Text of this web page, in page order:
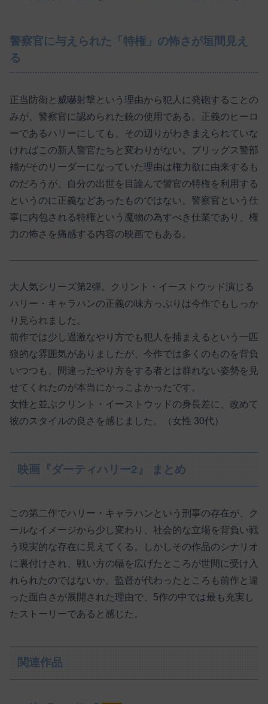
警察官に与えられた「特権」の怖さが垣間見え
る
正当防衛と威嚇射撃という理由から犯人に発砲することの
みが、警察官に認められた銃の使用である。正義のヒーロ
ーであるハリーにしても、その辺りがわきまえられていな
ければこの新人警官たちと変わりがない。ブリッグス警部
補がそのリーダーになっていた理由は権力欲に由来するも
のだろうが、自分の出世を目論んで警官の特権を利用する
というのに正義などあったものではない。警察官という仕
事に内包される特権という魔物の為すべき仕業であり、権
力の怖さを痛感する内容の映画でもある。
大人気シリーズ第2弾。クリント・イーストウッド演じる
ハリー・キャラハンの正義の味方っぷりは今作でもしっか
り見られました。
前作では少し過激なやり方でも犯人を捕まえるという一匹
狼的な雰囲気がありましたが、今作では多くのものを背負
いつつも、間違ったやり方をする者とは群れない姿勢を見
せてくれたのが本当にかっこよかったです。
女性と並ぶクリント・イーストウッドの身長差に、改めて
彼のスタイルの良さを感じました。（女性 30代）
映画『ダーティハリー2』 まとめ
この第二作でハリー・キャラハンという刑事の存在が、ク
ールなイメージから少し変わり、社会的な立場を背負い戦
う現実的な存在に見えてくる。しかしその作品のシナリオ
に裏付けされ、戦い方の幅を広げたところが世間に受け入
れられたのではないか。監督が代わったところも前作と違
った面白さが展開された理由で、5作の中では最も充実し
たストーリーであると感じた。
関連作品